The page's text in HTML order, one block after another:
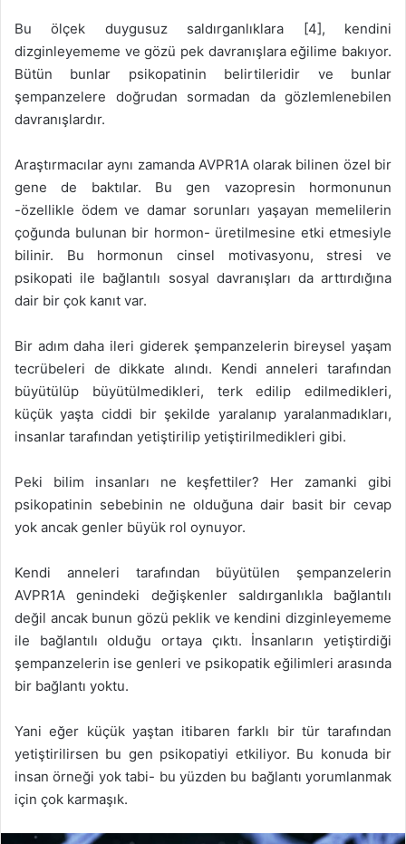
Bu ölçek duygusuz saldırganlıklara [4], kendini
dizginleyememe ve gözü pek davranışlara eğilime bakıyor.
Bütün bunlar psikopatinin belirtileridir ve bunlar
şempanzelere doğrudan sormadan da gözlemlenebilen
davranışlardır.
Araştırmacılar aynı zamanda AVPR1A olarak bilinen özel bir
gene de baktılar. Bu gen vazopresin hormonunun
-özellikle ödem ve damar sorunları yaşayan memelilerin
çoğunda bulunan bir hormon- üretilmesine etki etmesiyle
bilinir. Bu hormonun cinsel motivasyonu, stresi ve
psikopati ile bağlantılı sosyal davranışları da arttırdığına
dair bir çok kanıt var.
Bir adım daha ileri giderek şempanzelerin bireysel yaşam
tecrübeleri de dikkate alındı. Kendi anneleri tarafından
büyütülüp büyütülmedikleri, terk edilip edilmedikleri,
küçük yaşta ciddi bir şekilde yaralanıp yaralanmadıkları,
insanlar tarafından yetiştirilip yetiştirilmedikleri gibi.
Peki bilim insanları ne keşfettiler? Her zamanki gibi
psikopatinin sebebinin ne olduğuna dair basit bir cevap
yok ancak genler büyük rol oynuyor.
Kendi anneleri tarafından büyütülen şempanzelerin
AVPR1A genindeki değişkenler saldırganlıkla bağlantılı
değil ancak bunun gözü peklik ve kendini dizginleyememe
ile bağlantılı olduğu ortaya çıktı. İnsanların yetiştirdiği
şempanzelerin ise genleri ve psikopatik eğilimleri arasında
bir bağlantı yoktu.
Yani eğer küçük yaştan itibaren farklı bir tür tarafından
yetiştirilirsen bu gen psikopatiyi etkiliyor. Bu konuda bir
insan örneği yok tabi- bu yüzden bu bağlantı yorumlanmak
için çok karmaşık.